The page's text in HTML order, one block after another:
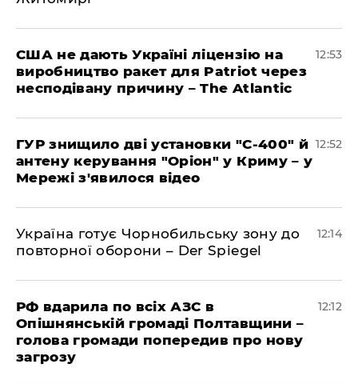
США не дають Україні ліцензію на
виробництво ракет для Patriot через
несподівану причину – The Atlantic
12:53
ГУР знищило дві установки "С-400" й
антену керування "Оріон" у Криму – у
Мережі з'явилося відео
12:52
Україна готує Чорнобильську зону до
повторної оборони – Der Spiegel
12:14
РФ вдарила по всіх АЗС в
Опішнянській громаді Полтавщини –
голова громади попередив про нову
загрозу
12:12